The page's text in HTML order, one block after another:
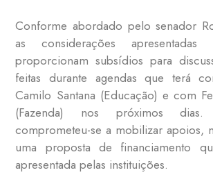
Conforme abordado pelo senador
as considerações apresentadas
proporcionam subsídios para
feitas durante agendas que terá
Camilo Santana (Educação) e com
(Fazenda) nos próximos
comprometeu-se a mobilizar apoios,
uma proposta de financiamento
apresentada pelas instituições.